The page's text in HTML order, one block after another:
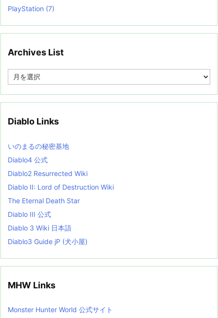
PlayStation (7)
Archives List
e
i
s
t
Diablo Links
いのまるの秘密基地
Diablo4 公式
Diablo2 Resurrected Wiki
Diablo II: Lord of Destruction Wiki
The Eternal Death Star
Diablo III 公式
Diablo 3 Wiki 日本語
Diablo3 Guide jP (犬小屋)
MHW Links
Monster Hunter World 公式サイト